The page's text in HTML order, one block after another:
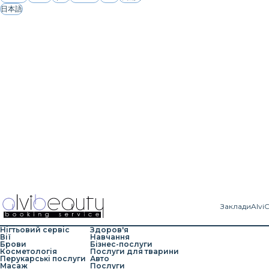
日本語
Заклади
Нігтьовий сервіс
Вії
Брови
Косметологія
Перукарські послуги
Масаж
Здоров'я
Навчання
Бізнес-послуги
Послуги для тварини
Авто
Послуги